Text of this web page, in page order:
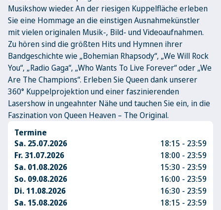
Musikshow wieder. An der riesigen Kuppelfläche erleben
Sie eine Hommage an die einstigen Ausnahmekünstler
mit vielen originalen Musik-, Bild- und Videoaufnahmen.
Zu hören sind die größten Hits und Hymnen ihrer
Bandgeschichte wie „Bohemian Rhapsody“, „We Will Rock
You“, „Radio Gaga“, „Who Wants To Live Forever“ oder „We
Are The Champions“. Erleben Sie Queen dank unserer
360° Kuppelprojektion und einer faszinierenden
Lasershow in ungeahnter Nähe und tauchen Sie ein, in die
Faszination von Queen Heaven – The Original.
Termine
Sa. 25.07.2026
18:15 - 23:59
Fr. 31.07.2026
18:00 - 23:59
Sa. 01.08.2026
15:30 - 23:59
So. 09.08.2026
16:00 - 23:59
Di. 11.08.2026
16:30 - 23:59
Sa. 15.08.2026
18:15 - 23:59